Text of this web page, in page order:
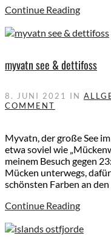
Continue Reading
myvatn see & dettifoss
8. JUNI 2021 IN
COMMENT
Myvatn, der große See
etwa soviel wie
meinem Besuch gegen
Mücken unterwegs,
schönsten Farben an
Continue Reading